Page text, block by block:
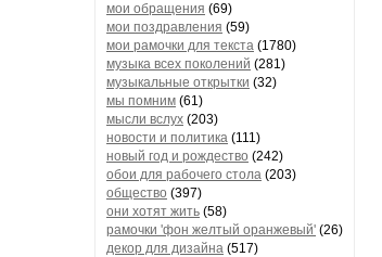
мои обращения (69)
мои поздравления (59)
мои рамочки для текста (1780)
музыка всех поколений (281)
музыкальные открытки (32)
мы помним (61)
мысли вслух (203)
новости и политика (111)
новый год и рождество (242)
обои для рабочего стола (203)
общество (397)
они хотят жить (58)
рамочки 'фон желтый оранжевый' (26)
декор для дизайна (517)